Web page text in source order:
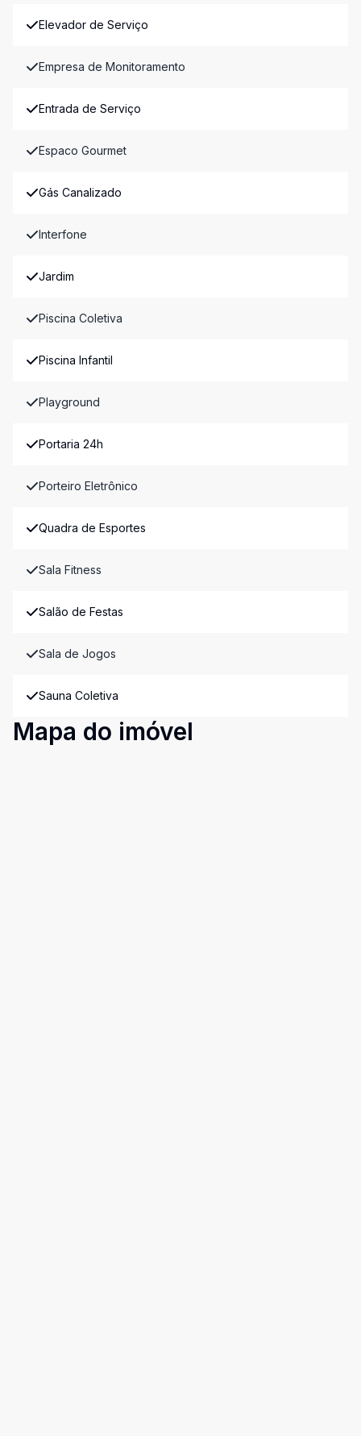
Elevador de Serviço
Empresa de Monitoramento
Entrada de Serviço
Espaco Gourmet
Gás Canalizado
Interfone
Jardim
Piscina Coletiva
Piscina Infantil
Playground
Portaria 24h
Porteiro Eletrônico
Quadra de Esportes
Sala Fitness
Salão de Festas
Sala de Jogos
Sauna Coletiva
Mapa do imóvel